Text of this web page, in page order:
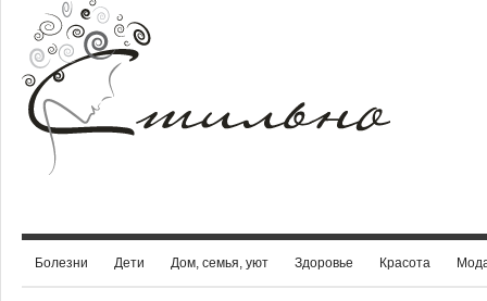
Болезни Дети Дом, семья, уют Здоровье Красота